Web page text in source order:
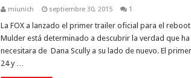
miunich septiembre 30, 2015 1
La FOX a lanzado el primer trailer oficial para el
Mulder está determinado a descubrir la verdad que
necesitara de Dana Scully a su lado de nuevo. El
24 y …